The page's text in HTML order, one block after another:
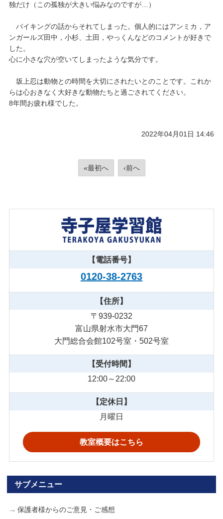
独だけ（この孤独が大きい悩みなのですが…）
バイキングの話からそれてしまった。個人的にはアンミカ，ア
ンガールズ田中，小杉、土田，やっくんなどのコメントが好きで
した。
心に小さな穴が空いてしまったような気分です。
坂上忍は動物との時間を大切にされたいとのことです。これか
らは心おきなく大好きな動物たちと過ごされてください。
8年間お疲れ様でした。
2022年04月01日 14:46
«最初へ ‹前へ
【電話番号】
0120-38-2763
【住所】
〒939-0232
富山県射水市大門67
大門総合会館102号室・502号室
【受付時間】
12:00～22:00
【定休日】
月曜日
教室概要はこちら
サブメニュー
保護者様からのご意見・ご感想